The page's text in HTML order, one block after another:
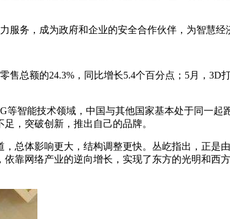
服务，成为政府和企业的安全合作伙伴，为智慧经
总额的24.3%，同比增长5.4个百分点；5月，
智能技术领域，中国与其他国家基本处于同一
，突破创新，推出自己的品牌。
总体影响更大，结构调整更快。丛屹指出，正是
靠网络产业的逆向增长，实现了东方的光明和西